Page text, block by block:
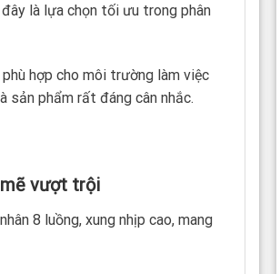
đây là lựa chọn tối ưu trong phân
hợp cho môi trường làm việc
phẩm rất đáng cân nhắc.
vượt trội
8 luồng, xung nhịp cao, mang